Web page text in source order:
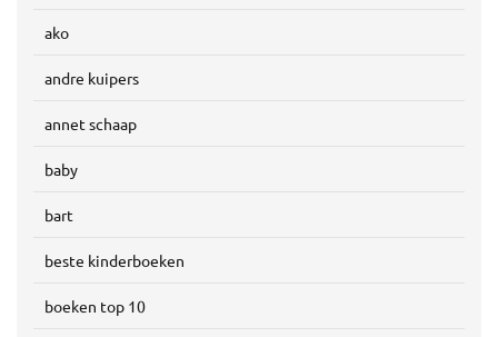
ako
andre kuipers
annet schaap
baby
bart
beste kinderboeken
boeken top 10